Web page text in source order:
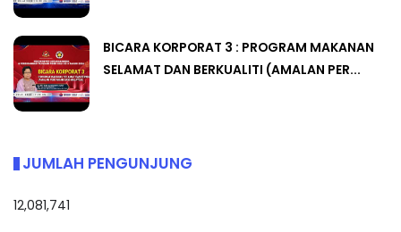
BICARA KORPORAT 3 : PROGRAM MAKANAN
SELAMAT DAN BERKUALITI (AMALAN PER...
JUMLAH PENGUNJUNG
12,081,741